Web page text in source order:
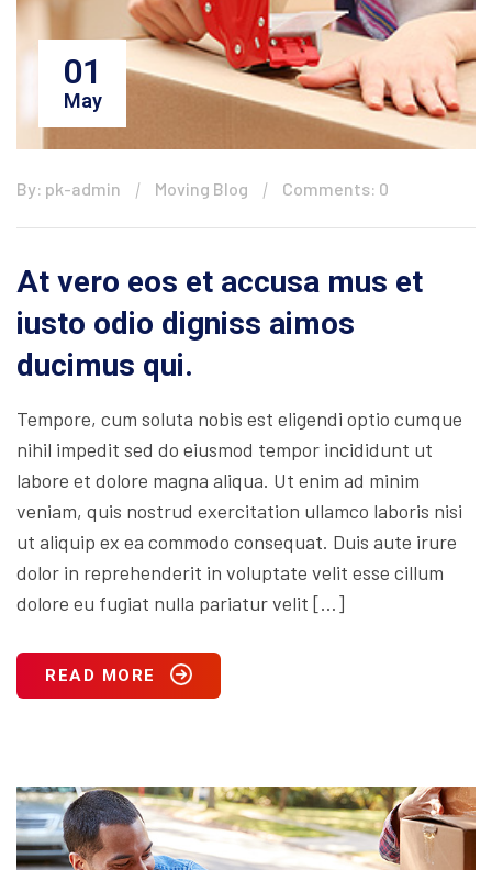
01
May
By: pk-admin Moving Blog Comments: 0
At vero eos et accusa mus et
iusto odio digniss aimos
ducimus qui.
Tempore, cum soluta nobis est eligendi optio cumque
nihil impedit sed do eiusmod tempor incididunt ut
labore et dolore magna aliqua. Ut enim ad minim
veniam, quis nostrud exercitation ullamco laboris nisi
ut aliquip ex ea commodo consequat. Duis aute irure
dolor in reprehenderit in voluptate velit esse cillum
dolore eu fugiat nulla pariatur velit […]
READ MORE